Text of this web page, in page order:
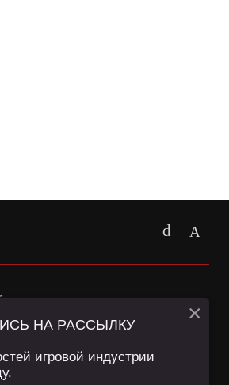
сайта и сервис «Яндекс
и
НА РАССЫЛКУ
игровой индустрии
×